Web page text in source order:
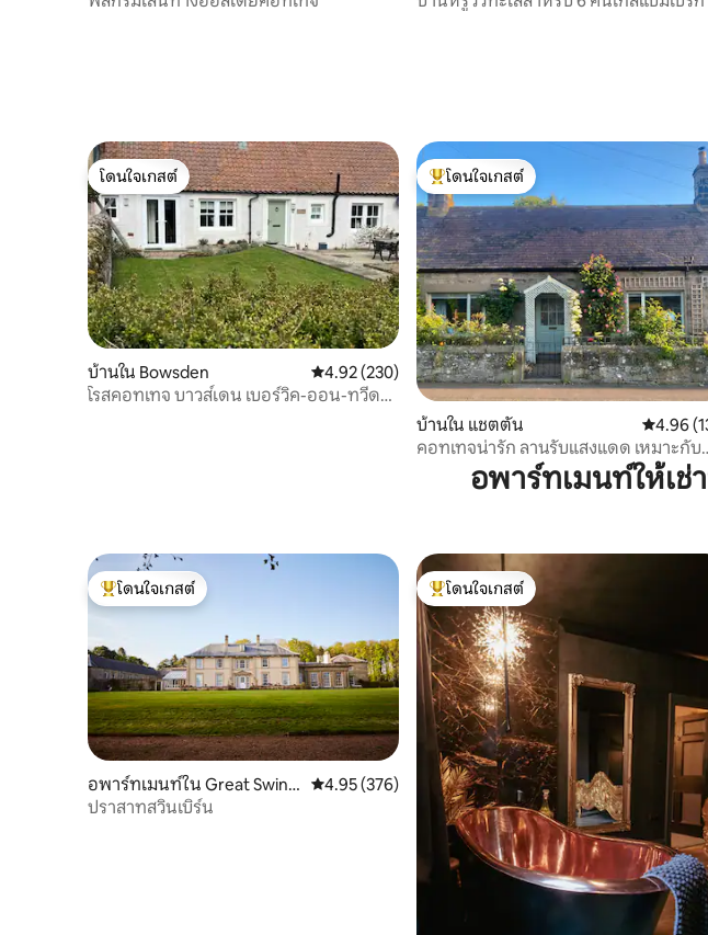
โดนใจเกสต์
โดนใจเกสต์
บ้านใน Bowsden คะแนนเฉลี่ย 4.92 จาก 5, 230 รีวิว
4.92 (230)
โรสคอทเทจ บาวส์เดน เบอร์วิค-ออน-ทวีด
โดนใจเกสต์ที่สุด
โดนใจเกสต์
บ้านใน แชตตัน คะแนนเ
4.96
คอทเทจน่ารัก ลานรับแสงแดด เหมาะกับ
สุนัข ใกล้ผับอพาร์ทเมนท์ให้เช่
โดนใจเกสต์ที่สุด
โดนใจเกสต์
อพาร์ทเมนท์ใน Great Swinb
urne
คะแนนเฉลี่ย 4.95 จาก 5, 376 รีวิว
4.95 (376)
ปราสาทสวินเบิร์น
โดนใจเกสต์ที่สุด
โดนใจเกสต์